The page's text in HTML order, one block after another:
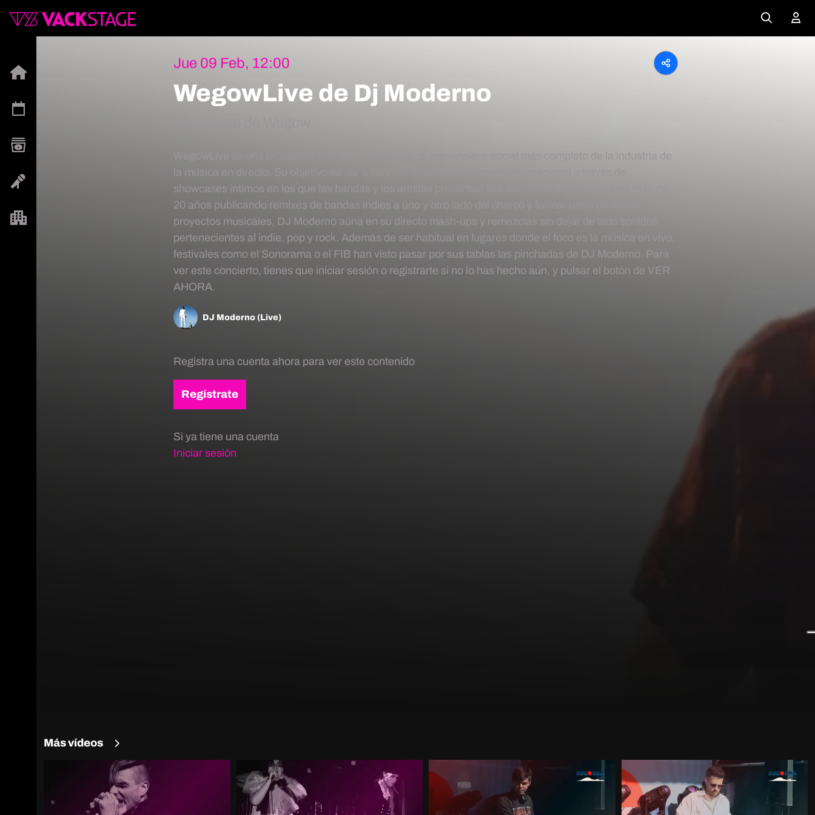
Jue 09 Feb, 12:00
WegowLive de Dj Moderno
WegowLive es una propuesta que nace de Wegow, el marketplace social más completo de la industria de
la música en directo. Su objetivo es dar a conocer el talento nacional e internacional a través de
showcases íntimos en los que las bandas y los artistas presentan sus proyectos musicales. Tras más de
20 años publicando remixes de bandas indies a uno y otro lado del charco y formar parte de varios
proyectos musicales, DJ Moderno aúna en su directo mash-ups y remezclas sin dejar de lado sonidos
pertenecientes al indie, pop y rock. Además de ser habitual en lugares donde el foco es la música en vivo,
festivales como el Sonorama o el FIB han visto pasar por sus tablas las pinchadas de DJ Moderno. Para
ver este concierto, tienes que iniciar sesión o registrarte si no lo has hecho aún, y pulsar el botón de VER
AHORA.
DJ Moderno (Live)
Registra una cuenta ahora para ver este contenido
Regístrate
Si ya tiene una cuenta
Iniciar sesión
Más vídeos